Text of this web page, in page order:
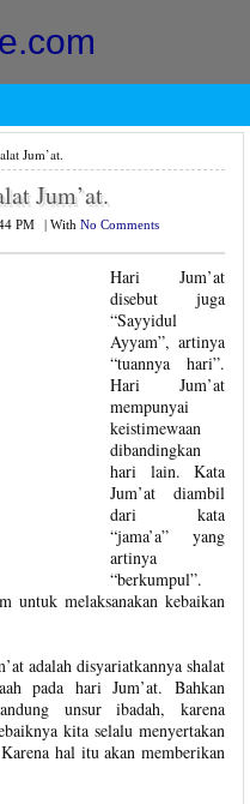
Jum’at.
Jum’at.
PM With No Comments
Hari Jum’at
disebut juga
“Sayyidul
Ayyam”, artinya
“tuannya hari”.
Hari Jum’at
mempunyai
keistimewaan
dibandingkan
hari lain. Kata
Jum’at diambil
dari kata
“jama’a” yang
artinya
“berkumpul”.
untuk melaksanakan kebaikan
adalah disyariatkannya shalat
pada hari Jum’at. Bahkan
unsur ibadah, karena
kita selalu menyertakan
hal itu akan memberikan